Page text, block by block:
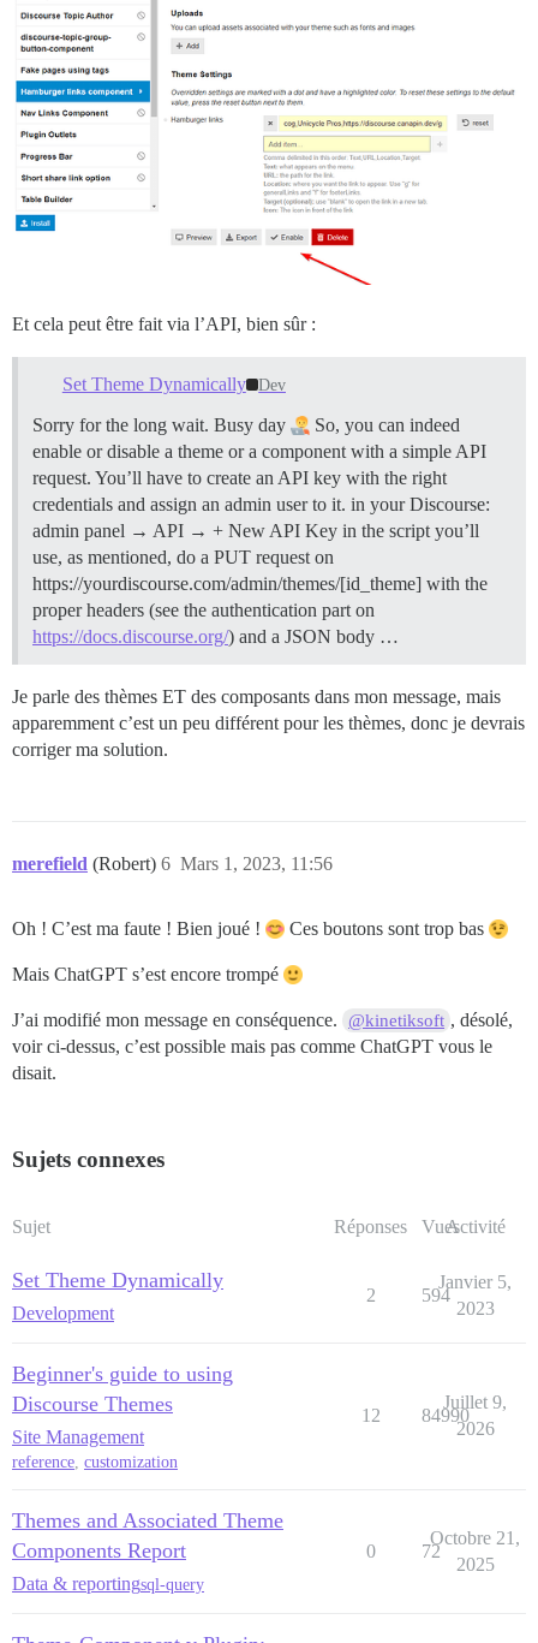
Et cela peut être fait via l’API, bien sûr :
Set Theme Dynamically Dev
Sorry for the long wait. Busy day
So, you can indeed
enable or disable a theme or a component with a simple API
request. You’ll have to create an API key with the right
credentials and assign an admin user to it. in your Discourse:
admin panel → API → + New API Key in the script you’ll
use, as mentioned, do a PUT request on
https://yourdiscourse.com/admin/themes/[id_theme] with the
proper headers (see the authentication part on
https://docs.discourse.org/) and a JSON body …
Je parle des thèmes ET des composants dans mon message, mais
apparemment c’est un peu différent pour les thèmes, donc je devrais
corriger ma solution.
merefield (Robert) Mars 1, 2023, 11:56
6
Oh ! C’est ma faute ! Bien joué ! Ces boutons sont trop bas
Mais ChatGPT s’est encore trompé
J’ai modifié mon message en conséquence. @kinetiksoft , désolé,
voir ci-dessus, c’est possible mais pas comme ChatGPT vous le
disait.
Sujets connexes
Sujet Réponses VuesActivité
Set Theme Dynamically
Development
2 594
Janvier 5,
2023
Beginner's guide to using
Discourse Themes
Site Management
reference, customization
12 84990
Juillet 9,
2026
Themes and Associated Theme
Components Report
Data & reportingsql-query
0 72
Octobre 21,
2025